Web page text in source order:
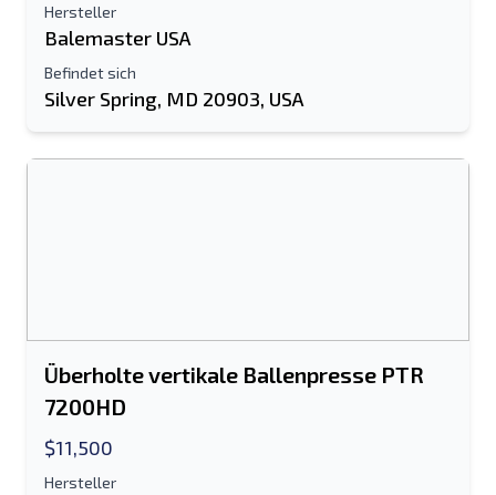
Hersteller
Balemaster USA
Befindet sich
Silver Spring, MD 20903, USA
Überholte vertikale Ballenpresse PTR
7200HD
$11,500
Hersteller